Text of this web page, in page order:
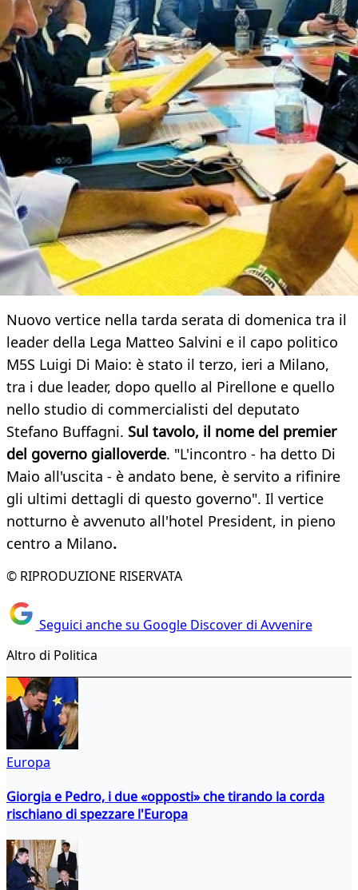
Nuovo vertice nella tarda serata di domenica tra il
leader della Lega Matteo Salvini e il capo politico
M5S Luigi Di Maio: è stato il terzo, ieri a Milano,
tra i due leader, dopo quello al Pirellone e quello
nello studio di commercialisti del deputato
Stefano Buffagni. Sul tavolo, il nome del premier
del governo gialloverde. "L'incontro - ha detto Di
Maio all'uscita - è andato bene, è servito a rifinire
gli ultimi dettagli di questo governo". Il vertice
notturno è avvenuto all'hotel President, in pieno
centro a Milano.
© RIPRODUZIONE RISERVATA
Seguici anche su Google Discover di Avvenire
Altro di Politica
Europa
Giorgia e Pedro, i due «opposti» che tirando la corda
rischiano di spezzare l'Europa